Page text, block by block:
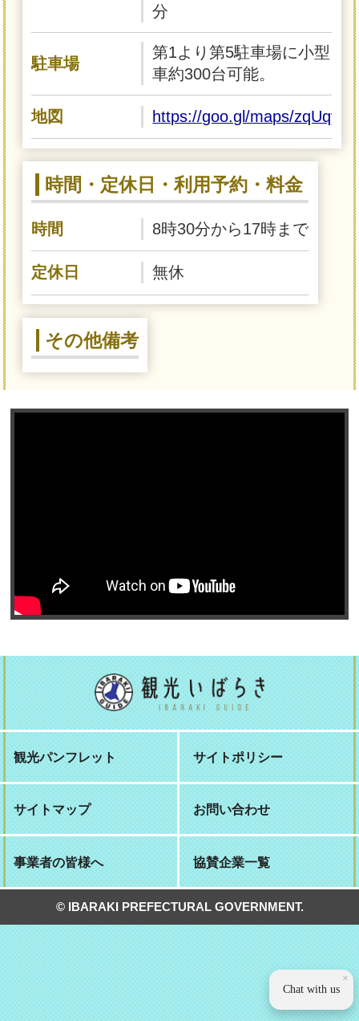
分
駐車場
第1より第5駐車場に小型
車約300台可能。
地図 https://goo.gl/maps/
時間・定休日・利用予約・料金
時間 8時30分から17時まで
定休日 無休
その他備考
観光パンフレット サイトポリシー
サイトマップ お問い合わせ
事業者の皆様へ 協賛企業一覧
© IBARAKI PREFECTURAL GOVERNMENT.
×
Chat with us